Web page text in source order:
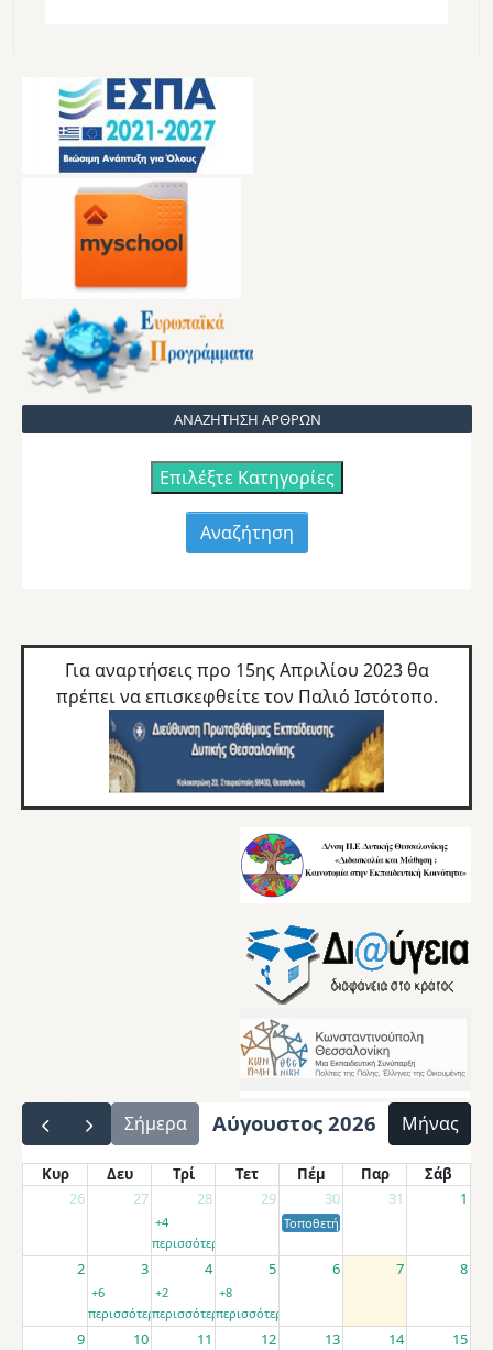
ΑΝΑΖΗΤΗΣΗ ΑΡΘΡΩΝ
Επιλέξτε Κατηγορίες
Για αναρτήσεις προ 15ης Απριλίου 2023 θα
πρέπει να επισκεφθείτε τον Παλιό Ιστότοπο.
Σήμερα Αύγουστος 2026 Μήνας
Κυρ Δευ Τρί Τετ Πέμ Παρ
Σάβ
26
27 28 29 30 31 1
+4
περισσότερα
Τοποθετήσεις αποσπασμένων
2 3 4 5 6 7 8
+6
περισσότερα
+2
περισσότερα
+8
περισσότερα
9 10 11 12 13 14 15